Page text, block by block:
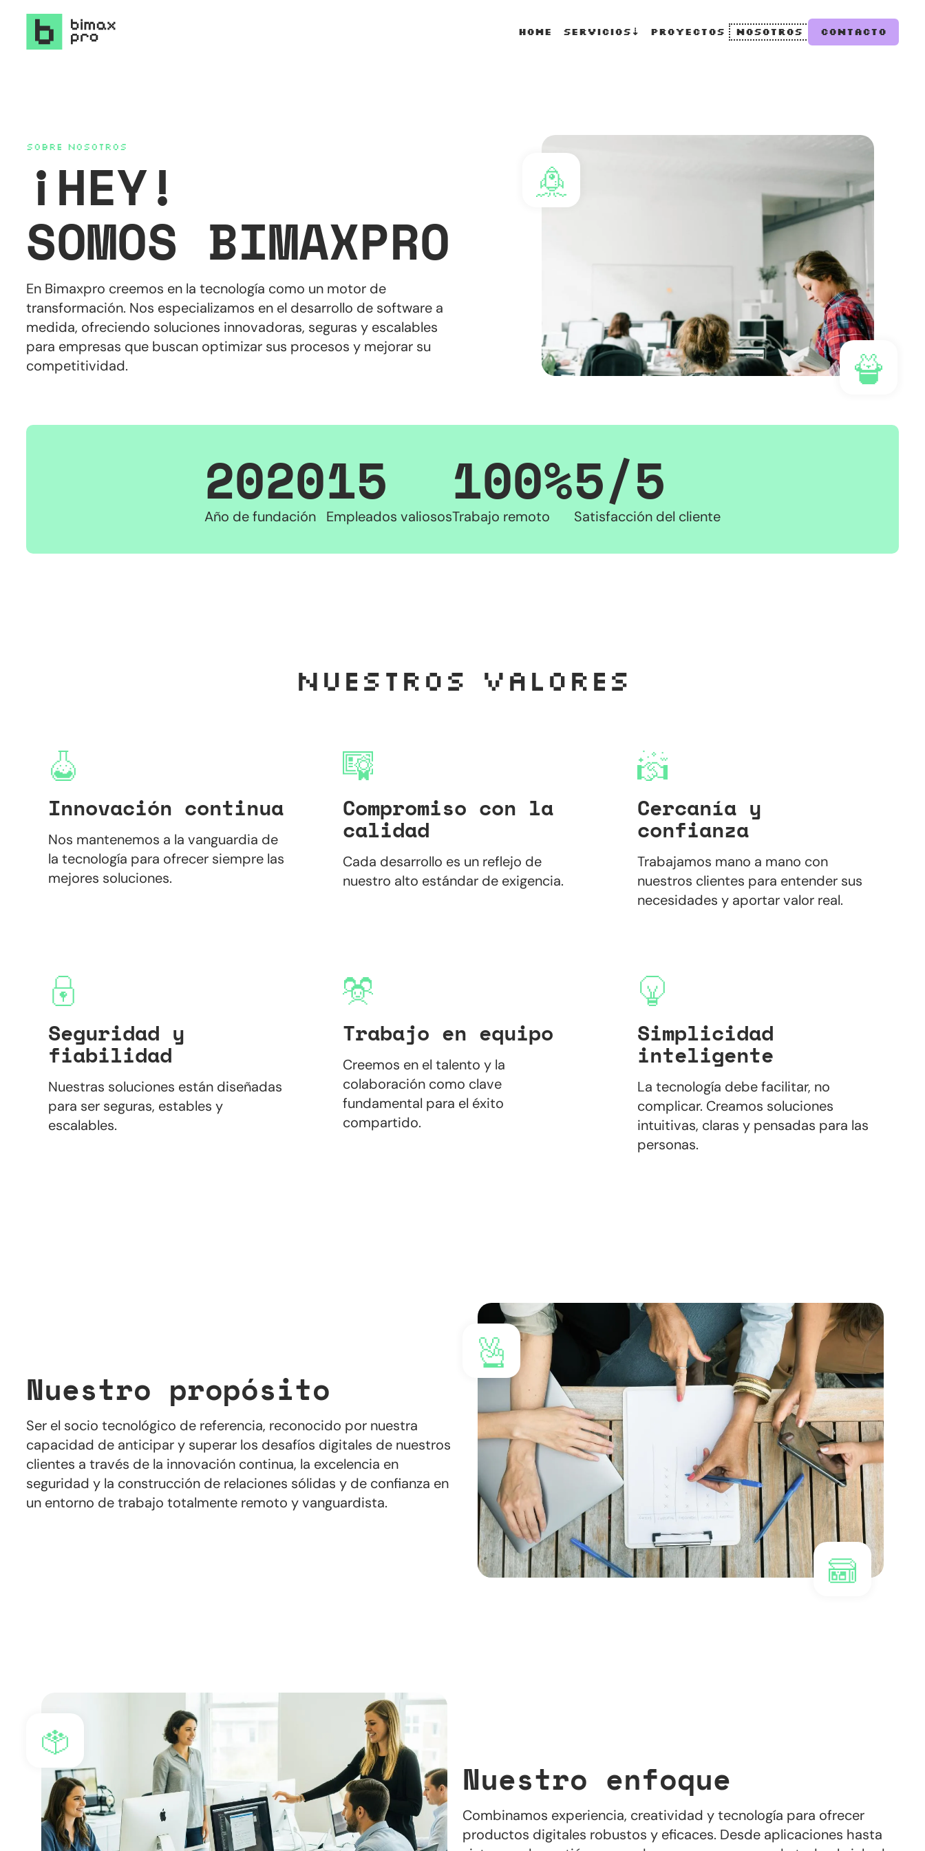
Home Servicios ⇣ Proyectos Nosotros Contacto
SOBRE NOSOTROS
¡HEY!
SOMOS BIMAXPRO
En Bimaxpro creemos en la tecnología como un motor de
transformación. Nos especializamos en el desarrollo de software a
medida, ofreciendo soluciones innovadoras, seguras y escalables
para empresas que buscan optimizar sus procesos y mejorar su
competitividad.
2020
Año de fundación 15
Empleados valiosos100%
Trabajo remoto 5/5
Satisfacción del cliente
Nuestros valores
Innovación continua
Nos mantenemos a la vanguardia de
la tecnología para ofrecer siempre las
mejores soluciones.
Compromiso con la
calidad
Cada desarrollo es un reflejo de
nuestro alto estándar de exigencia.
Cercanía y
confianza
Trabajamos mano a mano con
nuestros clientes para entender sus
necesidades y aportar valor real.
Seguridad y
fiabilidad
Nuestras soluciones están diseñadas
para ser seguras, estables y
escalables.
Trabajo en equipo
Creemos en el talento y la
colaboración como clave
fundamental para el éxito
compartido.
Simplicidad
inteligente
La tecnología debe facilitar, no
complicar. Creamos soluciones
intuitivas, claras y pensadas para las
personas.
Nuestro propósito
Ser el socio tecnológico de referencia, reconocido por nuestra
capacidad de anticipar y superar los desafíos digitales de nuestros
clientes a través de la innovación continua, la excelencia en
seguridad y la construcción de relaciones sólidas y de confianza en
un entorno de trabajo totalmente remoto y vanguardista.
Nuestro enfoque
Combinamos experiencia, creatividad y tecnología para ofrecer
productos digitales robustos y eficaces. Desde aplicaciones hasta